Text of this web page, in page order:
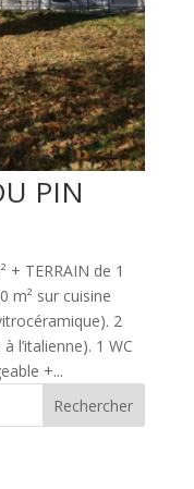
PIN
+ TERRAIN de 1
m² sur cuisine
2
l’italienne). 1 WC
+...